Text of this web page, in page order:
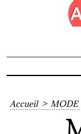
Accueil > MODE